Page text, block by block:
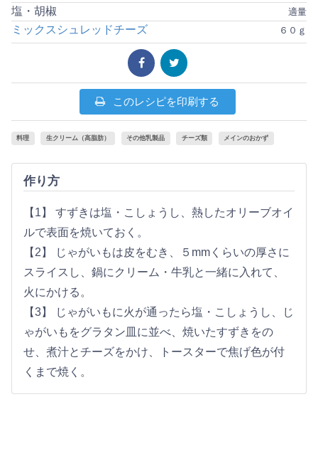
適量
塩・胡椒
６０ｇ
ミックスシュレッドチーズ
このレシピを印刷する
料理 生クリーム（高脂肪） その他乳製品 チーズ類 メインのおかず
作り方
【1】 すずきは塩・こしょうし、熱したオリーブオイ
ルで表面を焼いておく。
【2】 じゃがいもは皮をむき、５mmくらいの厚さに
スライスし、鍋にクリーム・牛乳と一緒に入れて、
火にかける。
【3】 じゃがいもに火が通ったら塩・こしょうし、じ
ゃがいもをグラタン皿に並べ、焼いたすずきをの
せ、煮汁とチーズをかけ、トースターで焦げ色が付
くまで焼く。